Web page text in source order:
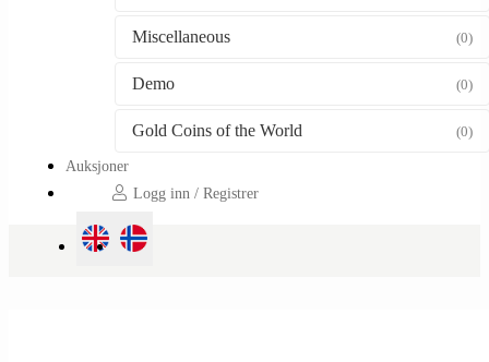
Miscellaneous (0)
Demo (0)
Gold Coins of the World (0)
Auksjoner
Logg inn / Registrer